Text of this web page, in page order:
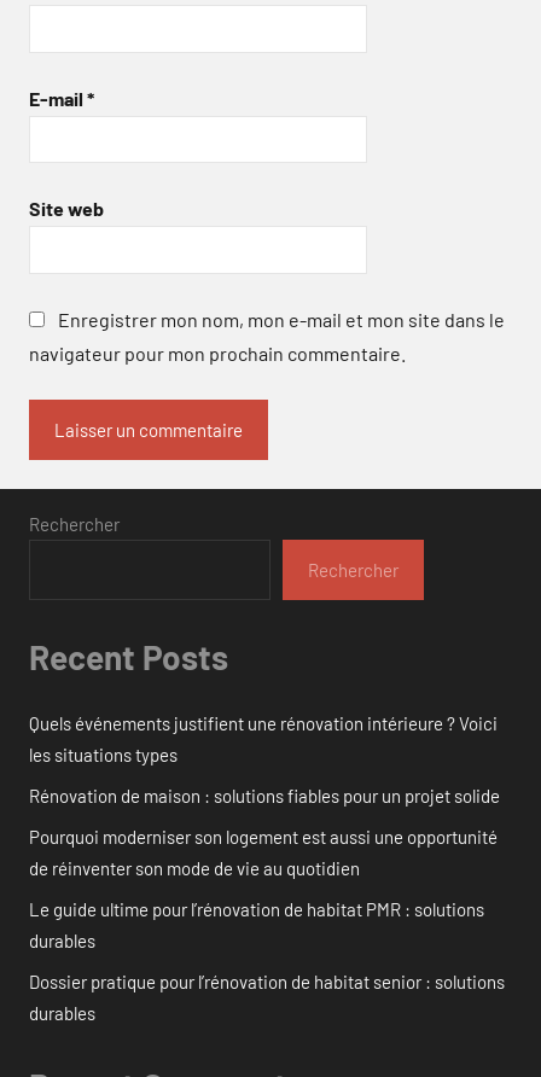
E-mail *
Site web
Enregistrer mon nom, mon e-mail et mon site dans le
navigateur pour mon prochain commentaire.
Rechercher
Rechercher
Recent Posts
Quels événements justifient une rénovation intérieure ? Voici
les situations types
Rénovation de maison : solutions fiables pour un projet solide
Pourquoi moderniser son logement est aussi une opportunité
de réinventer son mode de vie au quotidien
Le guide ultime pour l’rénovation de habitat PMR : solutions
durables
Dossier pratique pour l’rénovation de habitat senior : solutions
durables